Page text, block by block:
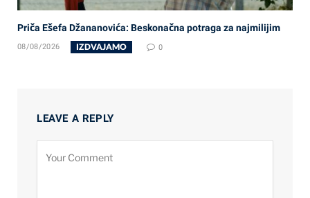
Priča Ešefa Džananovića: Beskonačna potraga za najmilijim
08/08/2026 IZDVAJAMO 0
LEAVE A REPLY